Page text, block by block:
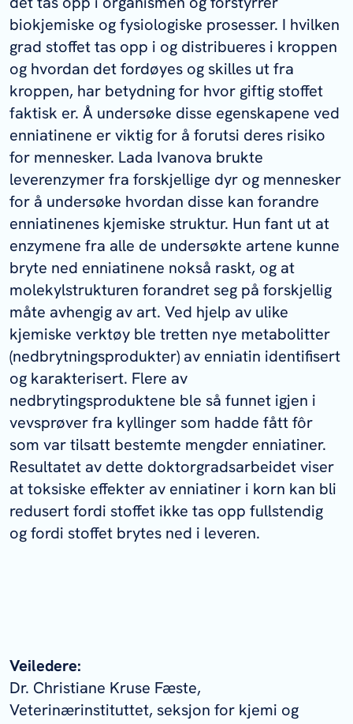
biokjemiske og fysiologiske prosesser. I hvilken
grad stoffet tas opp i og distribueres i kroppen
og hvordan det fordøyes og skilles ut fra
kroppen, har betydning for hvor giftig stoffet
faktisk er. Å undersøke disse egenskapene ved
enniatinene er viktig for å forutsi deres risiko
for mennesker. Lada Ivanova brukte
leverenzymer fra forskjellige dyr og mennesker
for å undersøke hvordan disse kan forandre
enniatinenes kjemiske struktur. Hun fant ut at
enzymene fra alle de undersøkte artene kunne
bryte ned enniatinene nokså raskt, og at
molekylstrukturen forandret seg på forskjellig
måte avhengig av art. Ved hjelp av ulike
kjemiske verktøy ble tretten nye metabolitter
(nedbrytningsprodukter) av enniatin identifisert
og karakterisert. Flere av
nedbrytingsproduktene ble så funnet igjen i
vevsprøver fra kyllinger som hadde fått fôr
som var tilsatt bestemte mengder enniatiner.
Resultatet av dette doktorgradsarbeidet viser
at toksiske effekter av enniatiner i korn kan bli
redusert fordi stoffet ikke tas opp fullstendig
og fordi stoffet brytes ned i leveren.
Veiledere:
Dr. Christiane Kruse Fæste,
Veterinærinstituttet, seksjon for kjemi og